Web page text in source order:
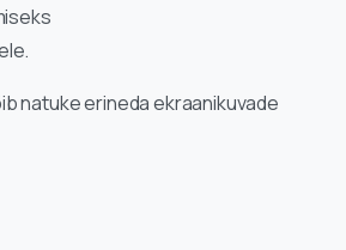
natuke erineda ekraanikuvade